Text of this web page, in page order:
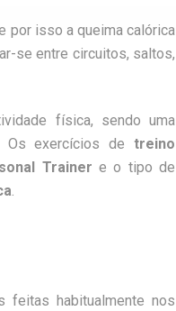
por isso a queima calórica
se entre circuitos, saltos,
física, sendo uma
Os exercícios de treino
Trainer e o tipo de
.
feitas habitualmente nos